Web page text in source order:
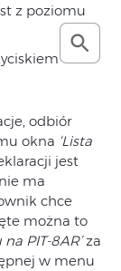
z poziomu
odbiór
okna ‘Lista
jest
ma
chce
można to
PIT-8AR’za
w menu